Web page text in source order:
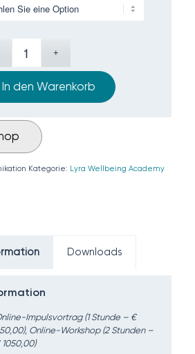
In den Warenkorb
Kategorie: Lyra Wellbeing Academy
Downloads
Impulsvortrag (1 Stunde – €
Online-Workshop (2 Stunden –
1050,00)